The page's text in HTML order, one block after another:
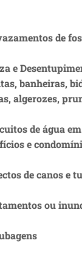
de
e
banheiras,
algerozes,
de água
e
de canos e
ou